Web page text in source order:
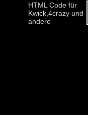
HTML Code für
Kwick,4crazy und
andere